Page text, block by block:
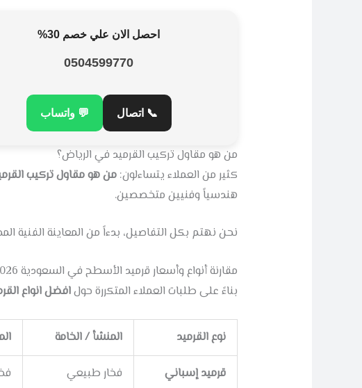
احصل الان علي خصم 30%
0504599770
📞 اتصال 💬 واتساب
من هو مقاول تركيب القرميد في الرياض؟
كثير من العملاء يتساءلون: من هو مقاول تركيب
هندسياً وفنيين متخصصين.
نحن نهتم بكل التفاصيل، بدءاً من المعاينة الفنية
مقارنة أنواع وأسعار قرميد الأسطح في السعودية 2026
بناءً على طلبات العملاء المتكررة حولافضل انواع
نوع القرميد المنشأ / الخامة
قرميد إسباني فخار طبيعي